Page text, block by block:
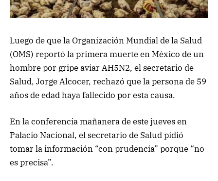
Luego de que la Organización Mundial de la Salud
(OMS) reportó la primera muerte en México de un
hombre por gripe aviar AH5N2, el secretario de
Salud, Jorge Alcocer, rechazó que la persona de 59
años de edad haya fallecido por esta causa.
En la conferencia mañanera de este jueves en
Palacio Nacional, el secretario de Salud pidió
tomar la información “con prudencia” porque “no
es precisa”.